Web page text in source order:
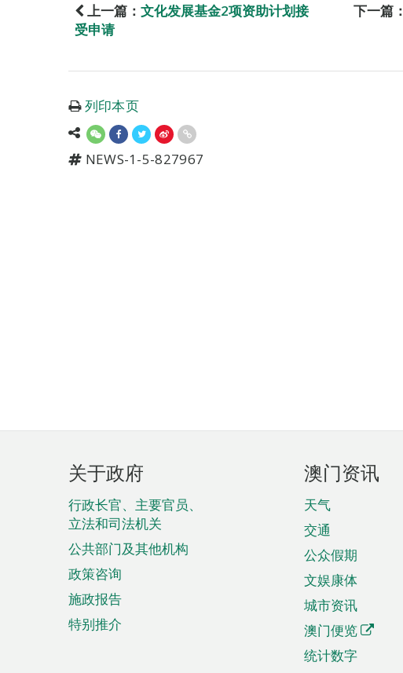
上一篇： 文化发展基金2项资助计划接
受申请
下一篇：
列印本页
NEWS-1-5-827967
页
脚
菜
单
关于政府
行政长官、主要官员、
立法和司法机关
公共部门及其他机构
政策咨询
施政报告
特别推介
澳门资讯
天气
交通
公众假期
文娱康体
城市资讯
澳门便览
统计数字